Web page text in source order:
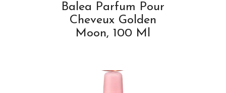
Balea Parfum Pour
Cheveux Golden
Moon, 100 Ml